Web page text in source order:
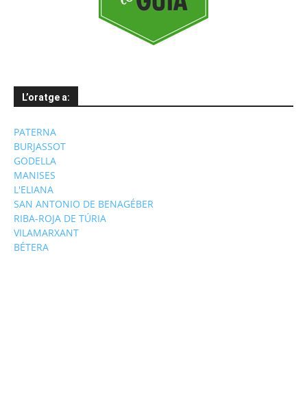
L’oratge a:
PATERNA
BURJASSOT
GODELLA
MANISES
L'ELIANA
SAN ANTONIO DE BENAGÉBER
RIBA-ROJA DE TÚRIA
VILAMARXANT
BÉTERA